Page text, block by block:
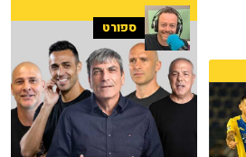
ספורט